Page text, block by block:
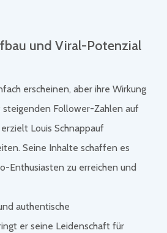
und Viral-Potenzial
erscheinen, aber ihre Wirkung
steigenden Follower-Zahlen auf
Louis Schnappauf
Seine Inhalte schaffen es
Enthusiasten zu erreichen und
authentische
er seine Leidenschaft für